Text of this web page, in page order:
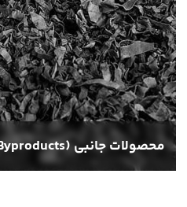
محصولات جانبی (Byproducts)